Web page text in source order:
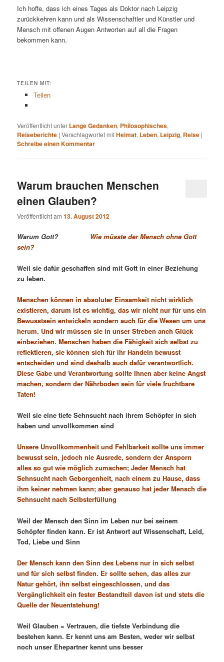
Ich hoffe, dass ich eines Tages als Doktor nach Leipzig
zurückkehren kann und als Wissenschaftler und Künstler und
Mensch mit offenen Augen Antworten auf all die Fragen
bekommen kann.
TEILEN MIT:
Teilen
Veröffentlicht unter Lange Gedanken, Philosophisches,
Reiseberichte |Verschlagwortet mitHeimat, Leben, Leipzig, Reise |
Schreibe einen Kommentar
Warum brauchen Menschen
einen Glauben?
Veröffentlicht am13. August 2012
Warum Gott? Wiemüsste der Mensch ohne Gott
sein?
Weil sie dafür geschaffen sind mit Gott in einer Beziehung
zu leben.
Menschen können in absoluter Einsamkeit nicht wirklich
existieren, darum ist es wichtig, das wir nicht nur für uns ein
Bewusstsein entwickeln sondern auch für die Wesen um uns
herum. Und wir müssen sie in unser Streben anch Glück
einbeziehen. Menschen haben die Fähigkeit sich selbst zu
reflektieren, sie können sich für ihr Handeln bewusst
entscheiden und sind deshalb auch dafür verantwortlich.
Diese Gabe und Verantwortung sollte Ihnen aber keine Angst
machen, sondern der Nährboden sein für viele fruchtbare
Taten!
Weil sie eine tiefe Sehnsucht nach ihrem Schöpfer in sich
haben und unvollkommen sind
Unsere Unvollkommenheit und Fehlbarkeit sollte uns immer
bewusst sein, jedoch nie Ausrede, sondern der Ansporn
alles so gut wie möglich zumachen; Jeder Mensch hat
Sehnsucht nach Geborgenheit, nach einem zu Hause, dass
ihm keiner nehmen kann; aber genauso hat jeder Mensch die
Sehnsucht nach Selbsterfüllung
Weil der Mensch den Sinn im Leben nur bei seinem
Schöpfer finden kann. Er ist Antwort auf Wissenschaft, Leid,
Tod, Liebe und Sinn
Der Mensch kann den Sinn des Lebens nur in sich selbst
und für sich selbst finden. Er sollte sehen, das alles zur
Natur gehört, ihn selbst eingeschlossen, und das
Vergänglichkeit ein fester Bestandteil davon ist und stets die
Quelle der Neuentstehung!
Weil Glauben = Vertrauen, die tiefste Verbindung die
bestehen kann. Er kennt uns am Besten, weder wir selbst
noch unser Ehepartner kennt uns besser